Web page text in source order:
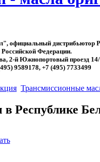
официальный дистрибьютор
Российской Федерации.
2-й Южнопортовый проезд
9589178, +7 (495) 7733499
Трансмиссионные
Республике